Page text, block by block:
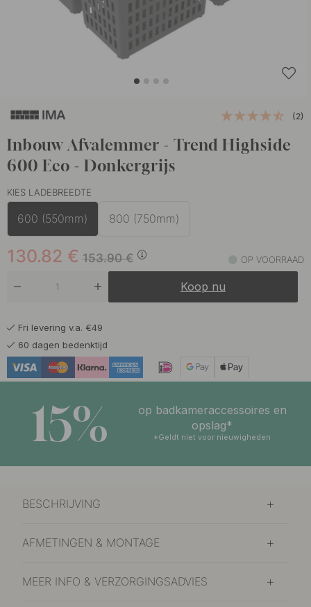
(2)
Inbouw Afvalemmer - Trend Highside
600 Eco - Donkergrijs
KIES LADEBREEDTE
600 (550mm) 800 (750mm)
153.90€
130.82 € OP VOORRAAD
Koop nu
Fri levering v.a. €49
60 dagen bedenktijd
15%
op badkameraccessoires en
opslag*
*Geldt niet voor nieuwigheden
BESCHRIJVING
AFMETINGEN & MONTAGE
MEER INFO & VERZORGINGSADVIES